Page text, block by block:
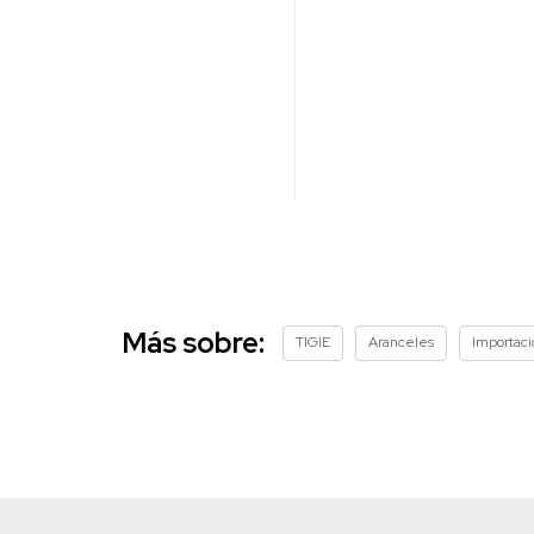
Más sobre: TIGIE Aranceles